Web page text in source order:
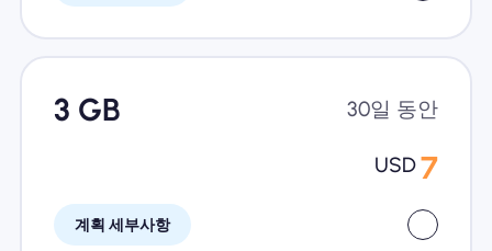
3 GB 30일 동안
USD 7
계획 세부사항